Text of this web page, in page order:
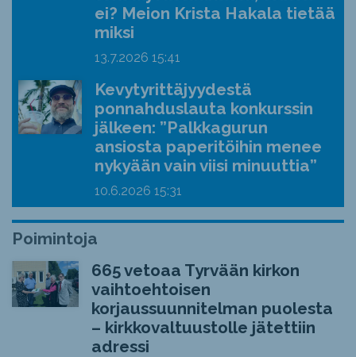
ei? Meion Krista Hakala tietää
miksi
13.7.2026 15:41
Kevytyrittäjyydestä
ponnahduslauta konkurssin
jälkeen: ”Palkkagurun
ansiosta paperitöihin menee
nykyään vain viisi minuuttia”
10.6.2026 15:31
Poimintoja
665 vetoaa Tyrvään kirkon
vaihtoehtoisen
korjaussuunnitelman puolesta
– kirkkovaltuustolle jätettiin
adressi